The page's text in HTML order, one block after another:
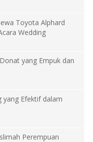
Toyota Alphard
Wedding
yang Empuk dan
yang Efektif dalam
Perempuan